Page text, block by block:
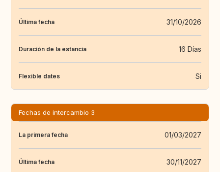
Última fecha 31/10/2026
Duración de la estancia 16 Días
Flexible dates Si
Fechas de intercambio 3
La primera fecha 01/03/2027
Última fecha 30/11/2027